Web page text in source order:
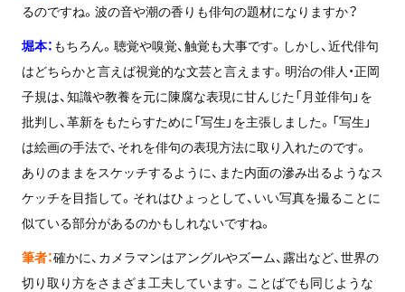
るのですね。波の音や潮の香りも俳句の題材になりますか？
堀本： もちろん。聴覚や嗅覚、触覚も大事です。しかし、近代俳句
はどちらかと言えば視覚的な文芸と言えます。明治の俳人・正岡
子規は、知識や教養を元に陳腐な表現に甘んじた「月並俳句」を
批判し、革新をもたらすために「写生」を主張しました。「写生」
は絵画の手法で、それを俳句の表現方法に取り入れたのです。
ありのままをスケッチするように、また内面の滲み出るようなス
ケッチを目指して。それはひょっとして、いい写真を撮ることに
似ている部分があるのかもしれないですね。
筆者：確かに、カメラマンはアングルやズーム、露出など、世界の
切り取り方をさまざま工夫しています。ことばでも同じような